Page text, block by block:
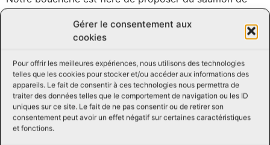
Gérer le consentement aux
cookies
Pour offrir les meilleures expériences, nous utilisons des technologies
telles que les cookies pour stocker et/ou accéder aux informations des
appareils. Le fait de consentir à ces technologies nous permettra de
traiter des données telles que le comportement de navigation ou les ID
uniques sur ce site. Le fait de ne pas consentir ou de retirer son
consentement peut avoir un effet négatif sur certaines caractéristiques
et fonctions.
qualité exceptionnelle à un prix abordable. Nous
comprenons l’importance de manger sainement sans
compromettre la qualité ou le goût, c’est pourquoi nous
tous nos clients.
Alors, si vous cherchez à ajouter un délicieux filet de
saumon à votre menu cette semaine, passez dans notre
boucherie dès aujourd’hui et découvrez la fraîcheur et la